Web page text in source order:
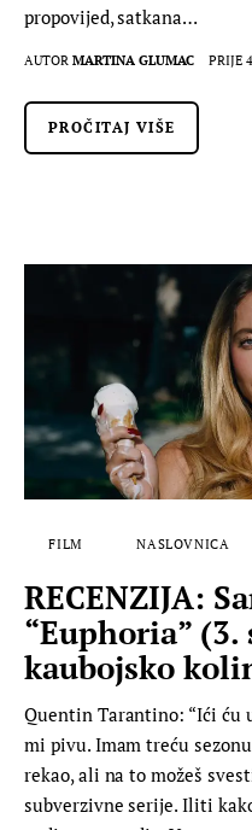
propovijed, satkana…
AUTOR MARTINA GLUMAC PRIJE
PROČITAJ VIŠE
FILM NASLOVNICA
RECENZIJA:
“Euphoria” (3.
kaubojsko
Quentin Tarantino: “Ići ću
mi pivu. Imam treću
rekao, ali na to možeš
subverzivne serije. Iliti